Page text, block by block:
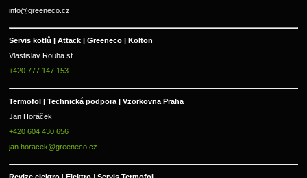
info@greeneco.cz
Servis kotlů | Attack | Greeneco | Kolton
Vlastislav Rouha st.
+420 777 147 153
Termofol | Technická podpora | Vzorkovna Praha
Jan Horáček
+420 604 430 656
jan.horacek@greeneco.cz